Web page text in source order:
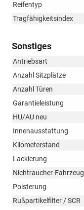
Reifentyp
Tragfähigkeitsindex
Sonstiges
Antriebsart
Anzahl Sitzplätze
Anzahl Türen
Garantieleistung
HU/AU neu
Innenausstattung
Kilometerstand
Lackierung
Nichtraucher-Fahrzeug
Polsterung
Rußpartikelfilter / SCR